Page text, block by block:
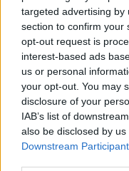
targeted advertising by
section to confirm your
opt-out request is
interest-based ads
us or personal
your opt-out. You may
disclosure of your
IAB’s list of
also be disclosed by
Downstream
Edellinen artikkeli
Bild: Chelsea on tehnyt 80
miljoonan tarjouksen Kai
Havertzista